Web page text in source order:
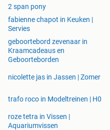
2 span pony
fabienne chapot in Keuken |
Servies
geboortebord zevenaar in
Kraamcadeaus en
Geboorteborden
nicolette jas in Jassen | Zomer
trafo roco in Modeltreinen | H0
roze tetra in Vissen |
Aquariumvissen